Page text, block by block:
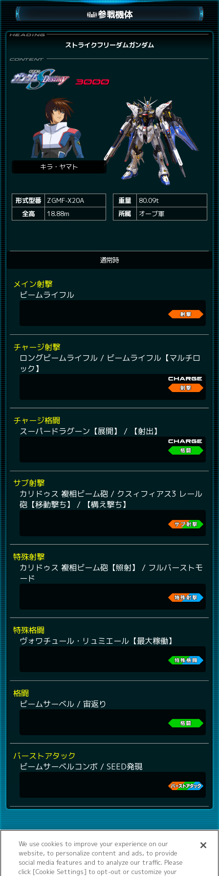
参戦機体
ストライクフリーダムガンダム
キラ・ヤマト
形式型番
ZGMF-X20A
全高
18.88m
重量
80.09t
所属
オーブ軍
通常時
メイン射撃
ビームライフル
チャージ射撃
ロングビームライフル / ビームライフル【マルチロ
ック】
チャージ格闘
スーパードラグーン【展開】 / 【射出】
サブ射撃
カリドゥス 複相ビーム砲 / クスィフィアス3 レール
砲【移動撃ち】 / 【構え撃ち】
特殊射撃
カリドゥス 複相ビーム砲【照射】 / フルバーストモ
ード
特殊格闘
ヴォワチュール・リュミエール【最大稼働】
格闘
ビームサーベル / 宙返り
バーストアタック
ビームサーベルコンボ / SEED発現
We use cookies to improve your experience on our
website, to personalize content and ads, to provide
social media features and to analyze our traffic. Please
click [Cookie Settings] to opt-out or customize your